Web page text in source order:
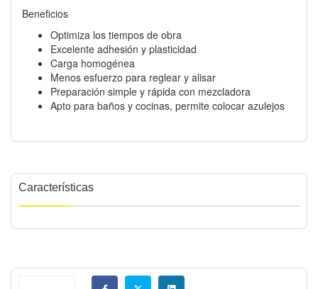
Beneficios
Optimiza los tiempos de obra
Excelente adhesión y plasticidad
Carga homogénea
Menos esfuerzo para reglear y alisar
Preparación simple y rápida con mezcladora
Apto para baños y cocinas, permite colocar azulejos
Características